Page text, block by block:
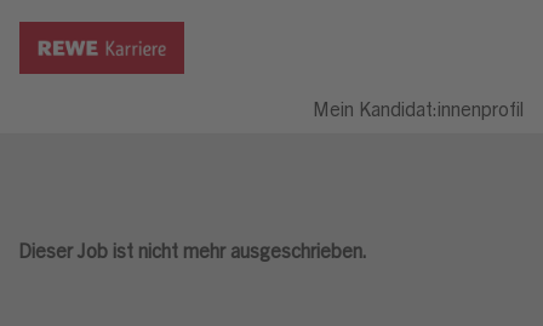
Mein Kandidat:innenprofil
Dieser Job ist nicht mehr ausgeschrieben.